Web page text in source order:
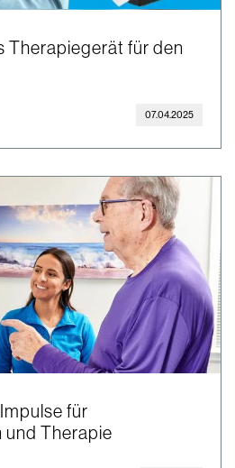
Therapiegerät für den
07.04.2025
für
Therapie